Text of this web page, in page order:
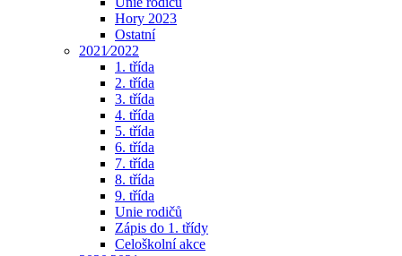
Hory 2023
Ostatní
2021⁄2022
1. třída
2. třída
3. třída
4. třída
5. třída
6. třída
7. třída
8. třída
9. třída
Unie rodičů
Zápis do 1. třídy
Celoškolní akce